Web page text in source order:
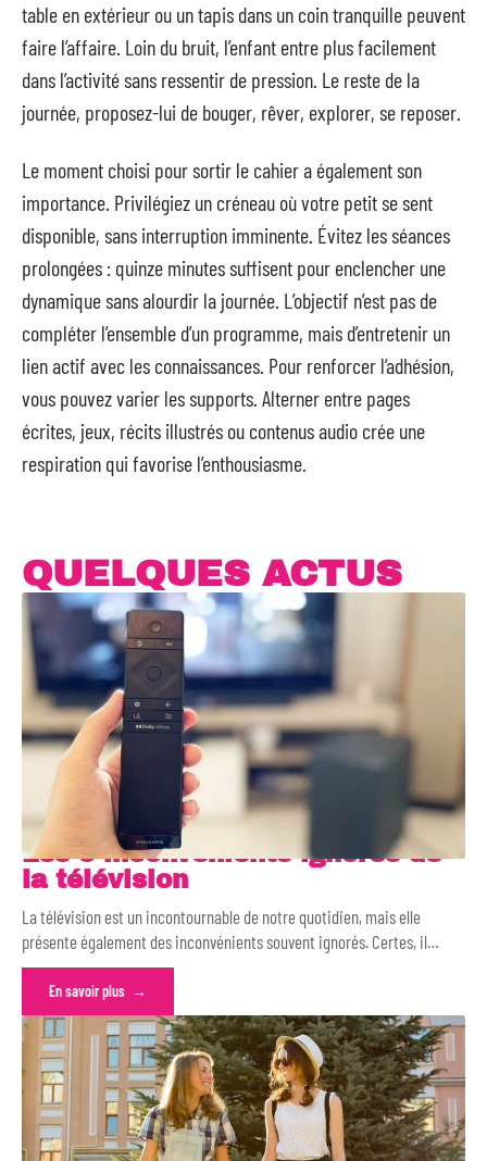
table en extérieur ou un tapis dans un coin tranquille peuvent
faire l’affaire. Loin du bruit, l’enfant entre plus facilement
dans l’activité sans ressentir de pression. Le reste de la
journée, proposez-lui de bouger, rêver, explorer, se reposer.
Le moment choisi pour sortir le cahier a également son
importance. Privilégiez un créneau où votre petit se sent
disponible, sans interruption imminente. Évitez les séances
prolongées : quinze minutes suffisent pour enclencher une
dynamique sans alourdir la journée. L’objectif n’est pas de
compléter l’ensemble d’un programme, mais d’entretenir un
lien actif avec les connaissances. Pour renforcer l’adhésion,
vous pouvez varier les supports. Alterner entre pages
écrites, jeux, récits illustrés ou contenus audio crée une
respiration qui favorise l’enthousiasme.
QUELQUES ACTUS
Les 5 inconvénients ignorés de
la télévision
La télévision est un incontournable de notre quotidien, mais elle
présente également des inconvénients souvent ignorés. Certes, il…
En savoir plus